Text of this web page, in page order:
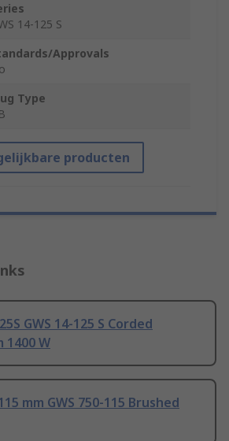
14-125 S
Approvals
Type
producten
GWS 14-125 S Corded
1400 W
mm GWS 750-115 Brushed